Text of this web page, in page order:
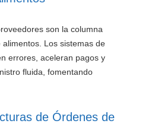
son la columna
Los sistemas de
errores, aceleran pagos y
fluida, fomentando
de Órdenes de